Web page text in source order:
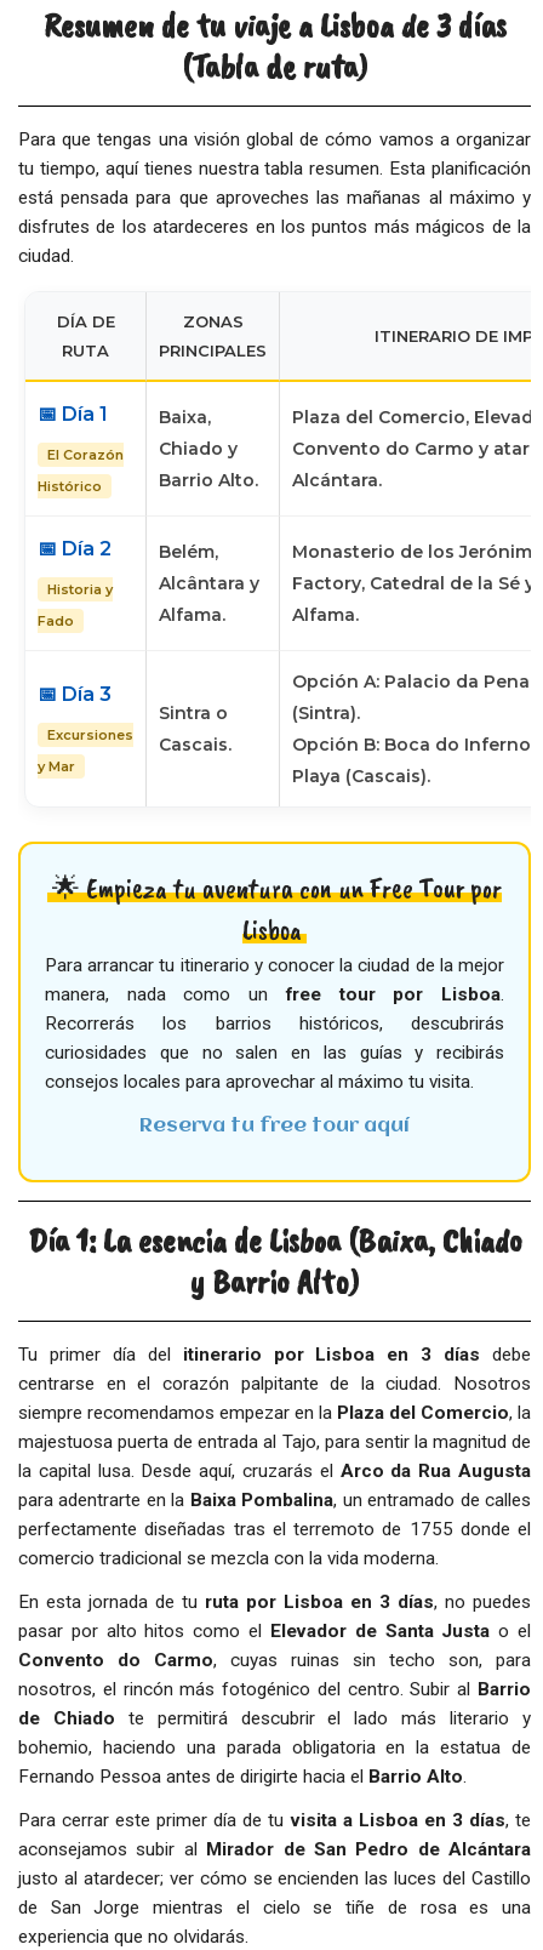
Resumen de tu viaje a Lisboa de 3 días
(Tabla de ruta)
Para que tengas una visión global de cómo vamos a organizar
tu tiempo, aquí tienes nuestra tabla resumen. Esta planificación
está pensada para que aproveches las mañanas al máximo y
disfrutes de los atardeceres en los puntos más mágicos de la
ciudad.
DÍA DE
RUTA
ZONAS
PRINCIPALES
ITINERARIO DE
📅 Día 1
El Corazón
Histórico
Baixa,
Chiado y
Barrio Alto.
Plaza del Comercio,
Convento do Carmo y
Alcántara.
📅 Día 2
Historia y
Fado
Belém,
Alcântara y
Alfama.
Monasterio de los
Factory, Catedral de la Sé
Alfama.
📅 Día 3
Excursiones
y Mar
Sintra o
Cascais.
Opción A: Palacio da Pena
(Sintra).
Opción B: Boca do Inferno,
Playa (Cascais).
🌟 Empieza tu aventura con un Free Tour por
Lisboa
Para arrancar tu itinerario y conocer la ciudad de la mejor
manera, nada como unfree tour por Lisboa
Recorrerás los barrios históricos, descubrirás
curiosidades que no salen en las guías y recibirás
consejos locales para aprovechar al máximo tu visita.
Reserva tu free tour aquí
Día 1: La esencia de Lisboa (Baixa, Chiado
y Barrio Alto)
Tu primer día del itinerario por Lisboa en 3 días debe
centrarse en el corazón palpitante de la ciudad. Nosotros
siempre recomendamos empezar en la Plaza del Comercio, la
majestuosa puerta de entrada al Tajo, para sentir la magnitud de
la capital lusa. Desde aquí, cruzarás el Arco da Rua Augusta
para adentrarte en la Baixa Pombalina, un entramado de calles
perfectamente diseñadas tras el terremoto de 1755 donde el
comercio tradicional se mezcla con la vida moderna.
En esta jornada de tu ruta por Lisboa en 3 días, no puedes
pasar por alto hitos como el Elevador de Santa Justa o el
Convento do Carmo, cuyas ruinas sin techo son, para
nosotros, el rincón más fotogénico del centro. Subir al Barrio
de Chiado te permitirá descubrir el lado más literario y
bohemio, haciendo una parada obligatoria en la estatua de
Fernando Pessoa antes de dirigirte hacia el Barrio Alto
Para cerrar este primer día de tuvisita a Lisboa en 3 días, te
aconsejamos subir al Mirador de San Pedro de Alcántara
justo al atardecer; ver cómo se encienden las luces del Castillo
de San Jorge mientras el cielo se tiñe de rosa es una
experiencia que no olvidarás.